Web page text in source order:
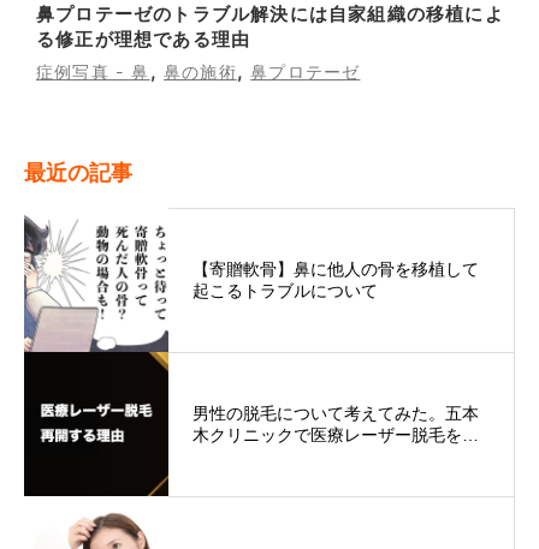
鼻プロテーゼのトラブル解決には自家組織の移植によ
る修正が理想である理由
症例写真 - 鼻,鼻の施術,鼻プロテーゼ
最近の記事
【寄贈軟骨】鼻に他人の骨を移植して
起こるトラブルについて
男性の脱毛について考えてみた。五本
木クリニックで医療レーザー脱毛を…